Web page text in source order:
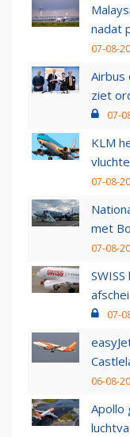
nadat
07-08-
Airbus
ziet
07-
KLM
07-08-
met
07-08-
07-
06-08-
Apollo